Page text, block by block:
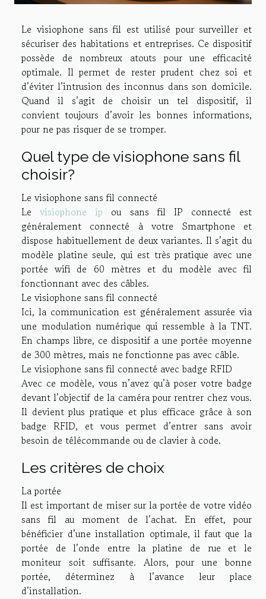
Le visiophone sans fil est utilisé pour surveiller et
sécuriser des habitations et entreprises. Ce dispositif
possède de nombreux atouts pour une efficacité
optimale. Il permet de rester prudent chez soi et
d’éviter l’intrusion des inconnus dans son domicile.
Quand il s’agit de choisir un tel dispositif, il
convient toujours d’avoir les bonnes informations,
pour ne pas risquer de se tromper.
Quel type de visiophone sans fil
choisir?
Le visiophone sans fil connecté
Levisiophone ip ou sans fil IP connecté est
généralement connecté à votre Smartphone et
dispose habituellement de deux variantes. Il s’agit du
modèle platine seule, qui est très pratique avec une
portée wifi de 60 mètres et du modèle avec fil
fonctionnant avec des câbles.
Le visiophone sans fil connecté
Ici, la communication est généralement assurée via
une modulation numérique qui ressemble à la TNT.
En champs libre, ce dispositif a une portée moyenne
de 300 mètres, mais ne fonctionne pas avec câble.
Le visiophone sans fil connecté avec badge RFID
Avec ce modèle, vous n’avez qu’à poser votre badge
devant l’objectif de la caméra pour rentrer chez vous.
Il devient plus pratique et plus efficace grâce à son
badge RFID, et vous permet d’entrer sans avoir
besoin de télécommande ou de clavier à code.
Les critères de choix
La portée
Il est important de miser sur la portée de votre vidéo
sans fil au moment de l’achat. En effet, pour
bénéficier d’une installation optimale, il faut que la
portée de l’onde entre la platine de rue et le
moniteur soit suffisante. Alors, pour une bonne
portée, déterminez à l’avance leur place
d’installation.